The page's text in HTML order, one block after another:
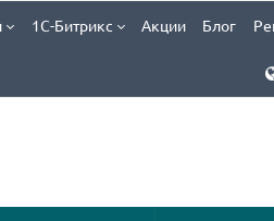
1С-Битрикс Акции Блог